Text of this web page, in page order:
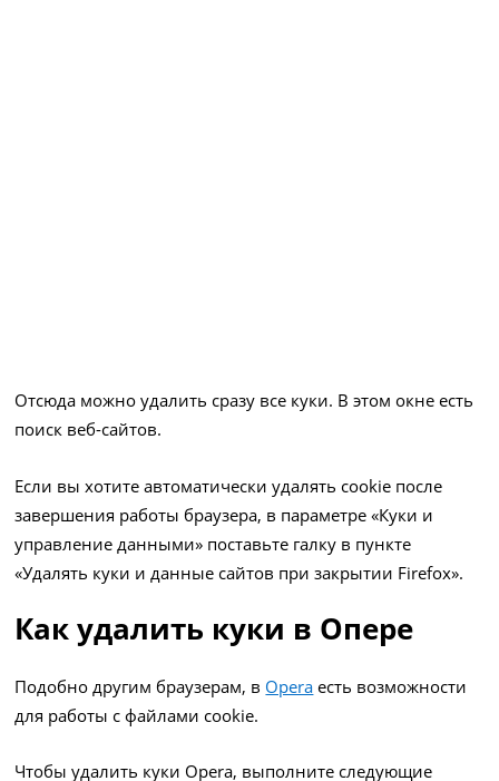
Отсюда можно удалить сразу все куки. В этом окне есть
поиск веб-сайтов.
Если вы хотите автоматически удалять cookie после
завершения работы браузера, в параметре «Куки и
управление данными» поставьте галку в пункте
«Удалять куки и данные сайтов при закрытии Firefox».
Как удалить куки в Опере
Подобно другим браузерам, в Opera есть возможности
для работы с файлами cookie.
Чтобы удалить куки Opera, выполните следующие